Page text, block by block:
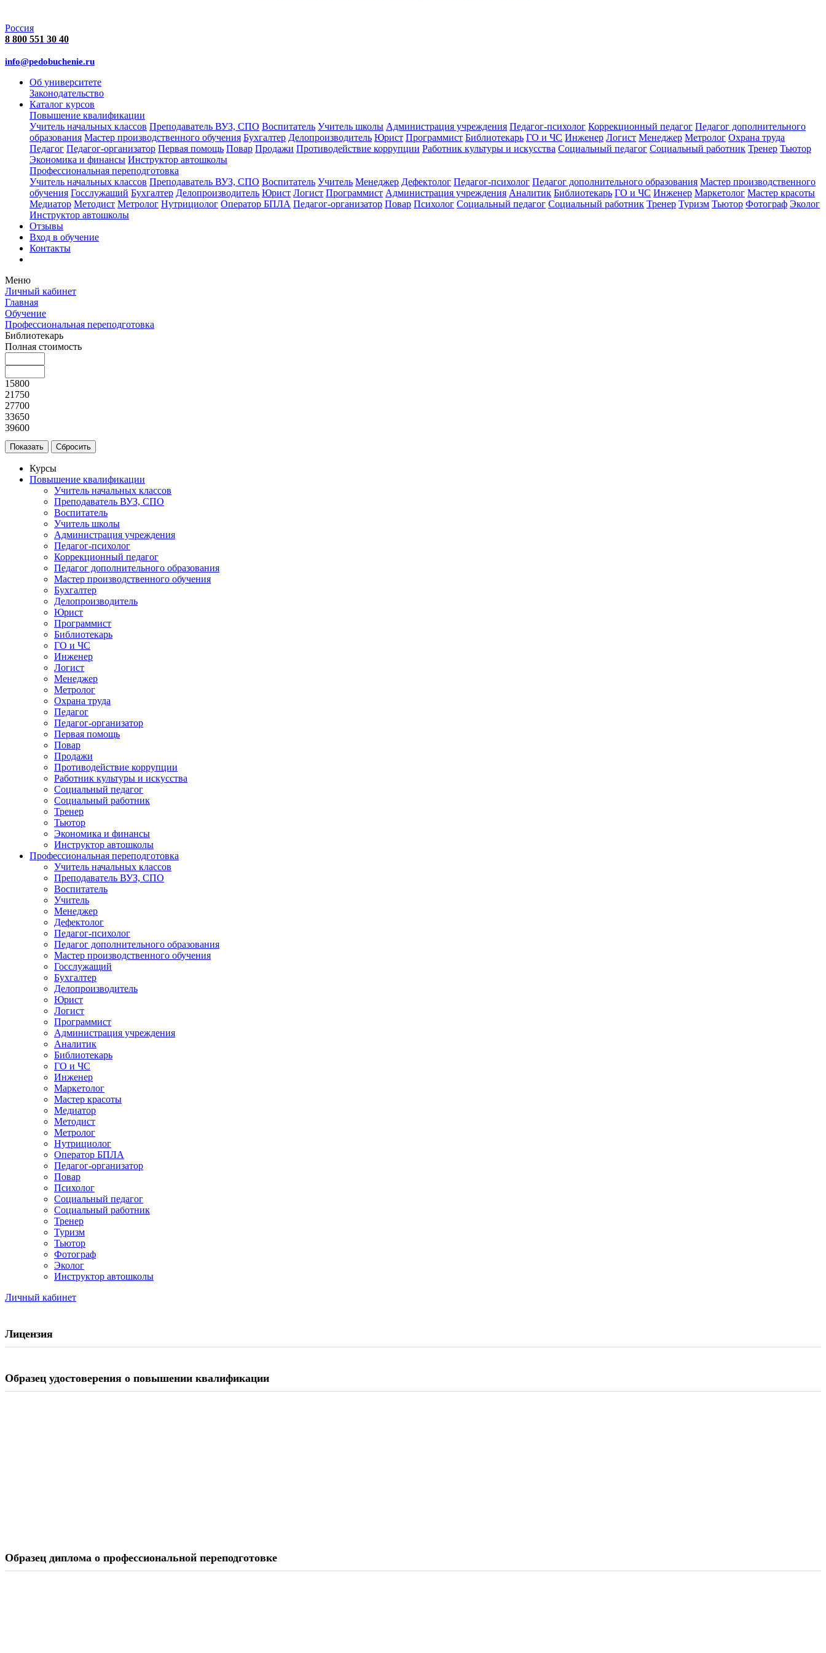
Россия
8 800 551 30 40
info@pedobuchenie.ru
Об университете
Законодательство
Каталог курсов
Повышение квалификации
Учитель начальных классов Преподаватель ВУЗ, СПО Воспитатель Учитель школы Администрация учреждения Педагог-психолог Коррекционный педагог Педагог дополнительного
образования Мастер производственного обучения Бухгалтер Делопроизводитель Юрист Программист Библиотекарь ГО и ЧС Инженер Логист Менеджер Метролог Охрана труда
Педагог Педагог-организатор Первая помощь Повар Продажи Противодействие коррупции Работник культуры и искусства Социальный педагог Социальный работник Тренер Тьютор
Экономика и финансы Инструктор автошколы
Профессиональная переподготовка
Учитель начальных классов Преподаватель ВУЗ, СПО Воспитатель Учитель Менеджер Дефектолог Педагог-психолог Педагог дополнительного образования Мастер производственного
обучения Госслужащий Бухгалтер Делопроизводитель Юрист Логист Программист Администрация учреждения Аналитик Библиотекарь ГО и ЧС Инженер Маркетолог Мастер красоты
Медиатор Методист Метролог Нутрициолог Оператор БПЛА Педагог-организатор Повар Психолог Социальный педагог Социальный работник Тренер Туризм Тьютор Фотограф Эколог
Инструктор автошколы
Отзывы
Вход в обучение
Контакты
Меню
Личный кабинет
Главная
Обучение
Профессиональная переподготовка
Библиотекарь
Полная стоимость
15800
21750
27700
33650
39600
Курсы
Повышение квалификации
Учитель начальных классов
Преподаватель ВУЗ, СПО
Воспитатель
Учитель школы
Администрация учреждения
Педагог-психолог
Коррекционный педагог
Педагог дополнительного образования
Мастер производственного обучения
Бухгалтер
Делопроизводитель
Юрист
Программист
Библиотекарь
ГО и ЧС
Инженер
Логист
Менеджер
Метролог
Охрана труда
Педагог
Педагог-организатор
Первая помощь
Повар
Продажи
Противодействие коррупции
Работник культуры и искусства
Социальный педагог
Социальный работник
Тренер
Тьютор
Экономика и финансы
Инструктор автошколы
Профессиональная переподготовка
Учитель начальных классов
Преподаватель ВУЗ, СПО
Воспитатель
Учитель
Менеджер
Дефектолог
Педагог-психолог
Педагог дополнительного образования
Мастер производственного обучения
Госслужащий
Бухгалтер
Делопроизводитель
Юрист
Логист
Программист
Администрация учреждения
Аналитик
Библиотекарь
ГО и ЧС
Инженер
Маркетолог
Мастер красоты
Медиатор
Методист
Метролог
Нутрициолог
Оператор БПЛА
Педагог-организатор
Повар
Психолог
Социальный педагог
Социальный работник
Тренер
Туризм
Тьютор
Фотограф
Эколог
Инструктор автошколы
Личный кабинет
Лицензия
Образец удостоверения о повышении квалификации
Образец диплома о профессиональной переподготовке